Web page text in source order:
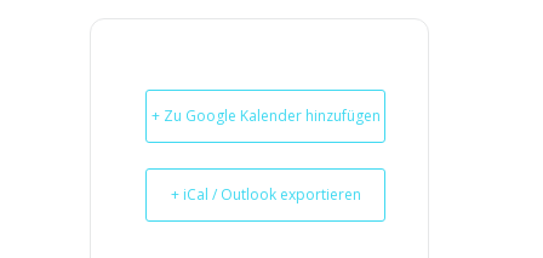
+ Zu Google Kalender hinzufügen
+ iCal / Outlook exportieren